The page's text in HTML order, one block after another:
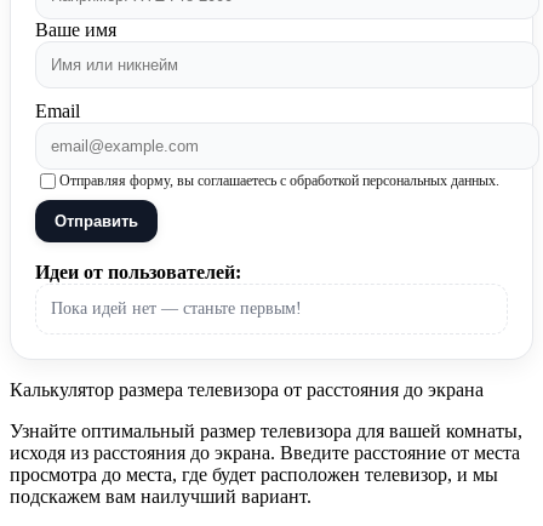
Ваше имя
Email
Отправляя форму, вы соглашаетесь с обработкой персональных данных.
Отправить
Идеи от пользователей:
Пока идей нет — станьте первым!
Калькулятор размера телевизора от расстояния до экрана
Узнайте оптимальный размер телевизора для вашей комнаты,
исходя из расстояния до экрана. Введите расстояние от места
просмотра до места, где будет расположен телевизор, и мы
подскажем вам наилучший вариант.